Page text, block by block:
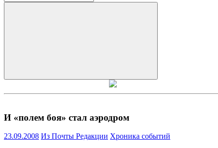
Искать
И «полем боя» стал аэродром
23.09.2008 Из Почты Редакции Хроника событий